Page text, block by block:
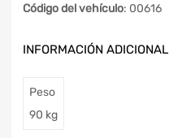
Código del vehículo: 00616
INFORMACIÓN ADICIONAL
Peso
90 kg